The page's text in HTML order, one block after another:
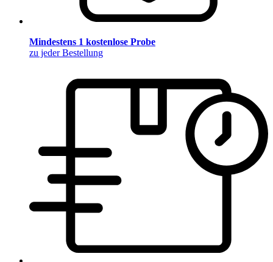
Mindestens 1 kostenlose Probe
zu jeder Bestellung